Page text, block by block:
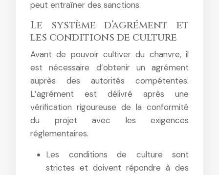
peut entraîner des sanctions.
Le système d’agrément et
les conditions de culture
Avant de pouvoir cultiver du chanvre, il
est nécessaire d’obtenir un agrément
auprès des autorités compétentes.
L’agrément est délivré après une
vérification rigoureuse de la conformité
du projet avec les exigences
réglementaires.
Les conditions de culture sont
strictes et doivent répondre à des